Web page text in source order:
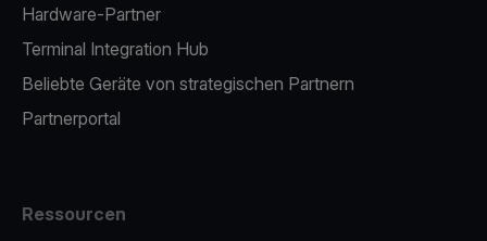
Hardware-Partner
Terminal Integration Hub
Beliebte Geräte von strategischen Partnern
Partnerportal
Ressourcen